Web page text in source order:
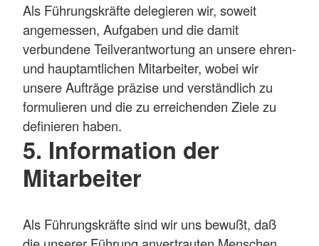
Als Führungskräfte delegieren wir, soweit
angemessen, Aufgaben und die damit
verbundene Teilverantwortung an unsere ehren-
und hauptamtlichen Mitarbeiter, wobei wir
unsere Aufträge präzise und verständlich zu
formulieren und die zu erreichenden Ziele zu
definieren haben.
5. Information der
Mitarbeiter
Als Führungskräfte sind wir uns bewußt, daß